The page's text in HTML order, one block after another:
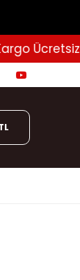
Ücretsiz!